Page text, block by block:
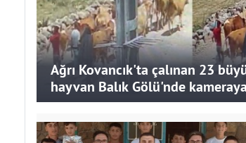
Ağrı Kovancık'ta çalınan 23
hayvan Balık Gölü'nde kameraya
takıldı